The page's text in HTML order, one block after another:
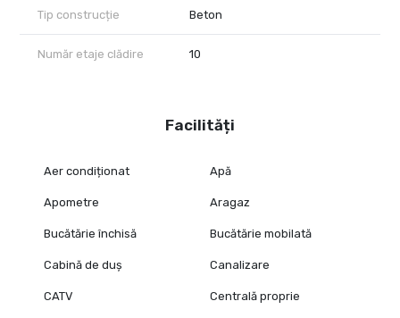
Tip construcție Beton
Număr etaje clădire 10
Facilități
Aer condiționat Apă
Apometre Aragaz
Bucătărie închisă Bucătărie mobilată
Cabină de duș Canalizare
CATV Centrală proprie